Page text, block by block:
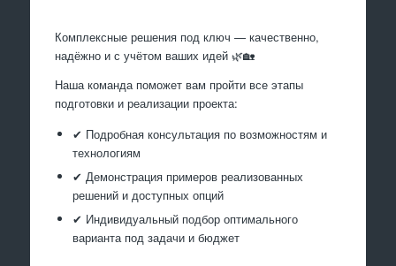
Комплексные решения под ключ — качественно,
надёжно и с учётом ваших идей 🌿🏡
Наша команда поможет вам пройти все этапы
подготовки и реализации проекта:
✔ Подробная консультация по возможностям и
технологиям
✔ Демонстрация примеров реализованных
решений и доступных опций
✔ Индивидуальный подбор оптимального
варианта под задачи и бюджет